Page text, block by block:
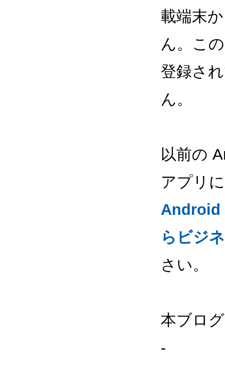
載端末
ん。こ
登録さ
ん。
以前の
アプリ
Android
らビジ
さい。
本ブロ
-